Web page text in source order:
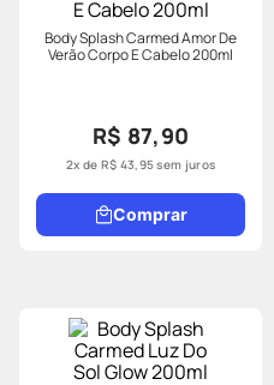
Body Splash Carmed Amor De
Verão Corpo E Cabelo 200ml
R$ 87,90
2x de R$ 43,95sem juros
Comprar